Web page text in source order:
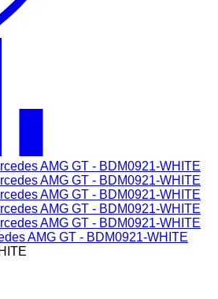
AMG GT - BDM0921-WHITE